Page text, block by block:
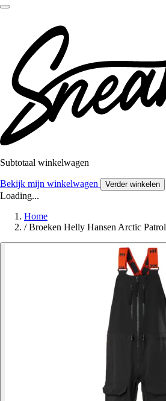
Subtotaal winkelwagen
Bekijk mijn winkelwagen Verder winkelen
Loading...
Home
/ Broeken Helly Hansen Arctic Patrol